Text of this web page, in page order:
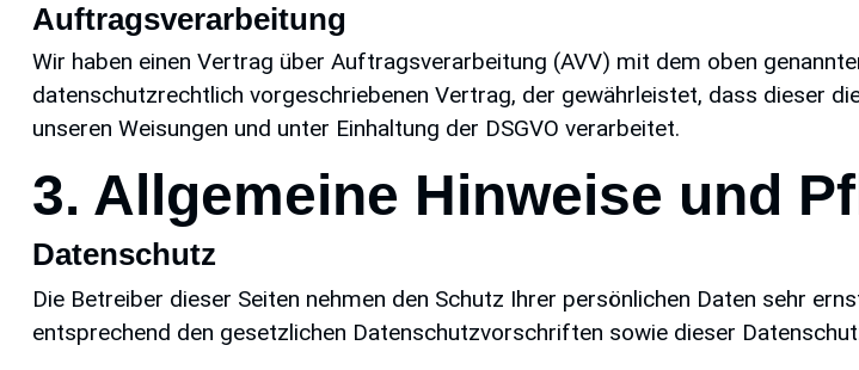
Auftragsverarbeitung
Wir haben einen Vertrag über Auftragsverarbeitung (AVV) mit dem oben
datenschutzrechtlich vorgeschriebenen Vertrag, der gewährleistet, dass dieser
unseren Weisungen und unter Einhaltung der DSGVO verarbeitet.
3. Allgemeine Hinweise und
Datenschutz
Die Betreiber dieser Seiten nehmen den Schutz Ihrer persönlichen Daten sehr
entsprechend den gesetzlichen Datenschutzvorschriften sowie dieser